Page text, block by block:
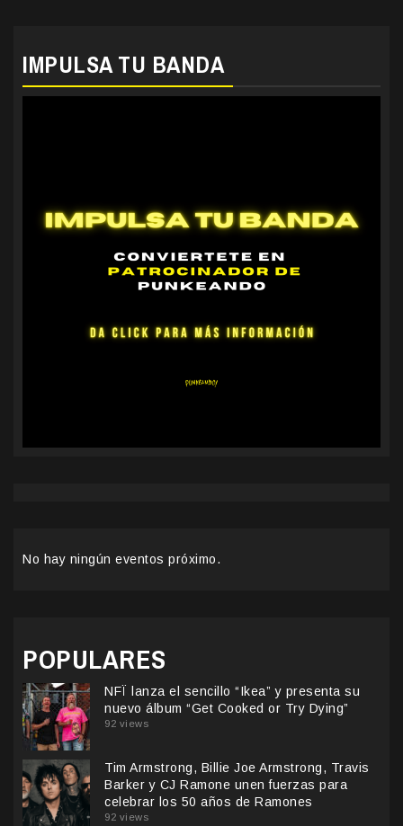
IMPULSA TU BANDA
No hay ningún eventos próximo.
POPULARES
NFÏ lanza el sencillo “Ikea” y presenta su
nuevo álbum “Get Cooked or Try Dying”
92 views
Tim Armstrong, Billie Joe Armstrong, Travis
Barker y CJ Ramone unen fuerzas para
celebrar los 50 años de Ramones
92 views